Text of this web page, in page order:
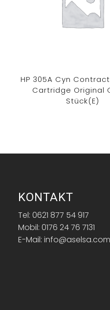
HP 305A Cyn
Cartridge Original
Stück(e)
KONTAKT
Tel: 0621 877 54 917
Mobil: 0176 24 76 7131
E-Mail: info@aselsa.com